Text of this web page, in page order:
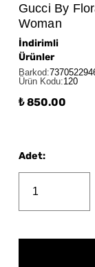
Gucci By
Woman
İndirimli
Ürünler
Barkod:
Ürün Kodu:120
₺ 850.00
Adet: